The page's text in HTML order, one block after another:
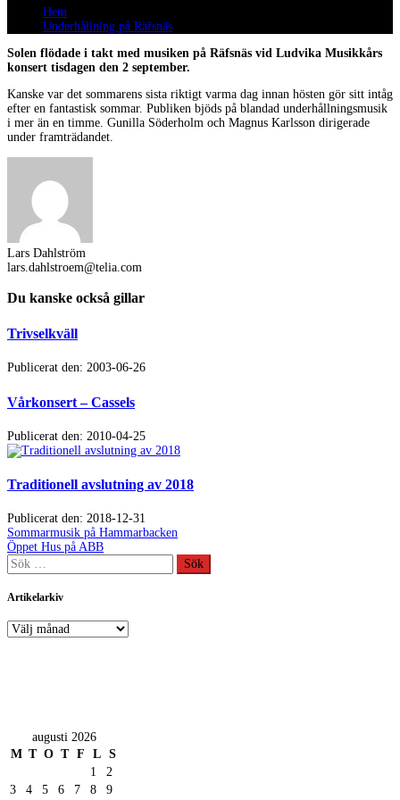
Hem
Underhållning på Räfsnäs
Solen flödade i takt med musiken på Räfsnäs vid Ludvika Musikkårs
konsert tisdagen den 2 september.
Kanske var det sommarens sista riktigt varma dag innan hösten gör sitt intåg
efter en fantastisk sommar. Publiken bjöds på blandad underhållningsmusik
i mer än en timme. Gunilla Söderholm och Magnus Karlsson dirigerade
under framträdandet.
Lars Dahlström
lars.dahlstroem@telia.com
Du kanske också gillar
Trivselkväll
Publicerat den: 2003-06-26
Vårkonsert – Cassels
Publicerat den: 2010-04-25
Traditionell avslutning av 2018
Publicerat den: 2018-12-31
Inläggsnavigering
Föregående
inlägg:
Sommarmusik på Hammarbacken
Nästa
inlägg:
Öppet Hus på ABB
Sök
efter:
Artikelarkiv
Artikelarkiv
augusti 2026
M T O T F L
S
1
2
3
4 5 6 7 8 9